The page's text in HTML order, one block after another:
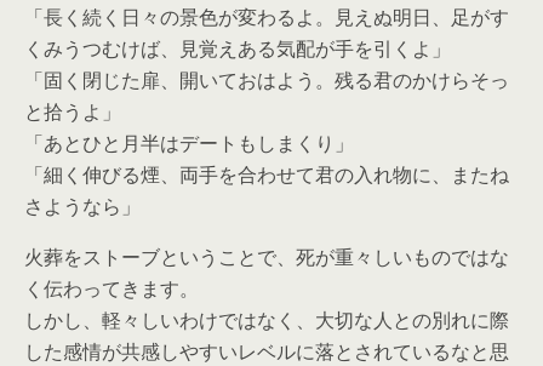
「長く続く日々の景色が変わるよ。見えぬ明日、足がす
くみうつむけば、見覚えある気配が手を引くよ」
「固く閉じた扉、開いておはよう。残る君のかけらそっ
と拾うよ」
「あとひと月半はデートもしまくり」
「細く伸びる煙、両手を合わせて君の入れ物に、またね
さようなら」
火葬をストーブということで、死が重々しいものではな
く伝わってきます。
しかし、軽々しいわけではなく、大切な人との別れに際
した感情が共感しやすいレベルに落とされているなと思